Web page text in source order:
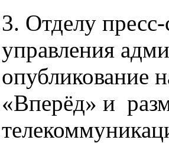
3. Отделу
управления
опубликование
«Вперёд» и